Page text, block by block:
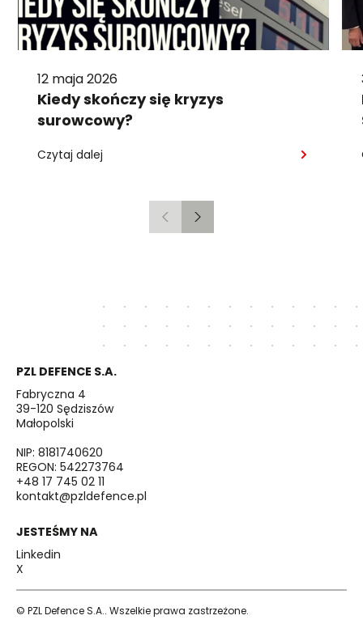
12 maja 2026
Kiedy skończy się kryzys
surowcowy?
Czytaj dalej
PoprzedniNastępny
PZL DEFENCE S.A.
Fabryczna 4
39-120 Sędziszów
Małopolski
NIP: 8181740620
REGON: 542273764
+48 17 745 02 11
kontakt@pzldefence.pl
JESTEŚMY NA
Linkedin
X
© PZL Defence S.A.. Wszelkie prawa zastrzeżone.